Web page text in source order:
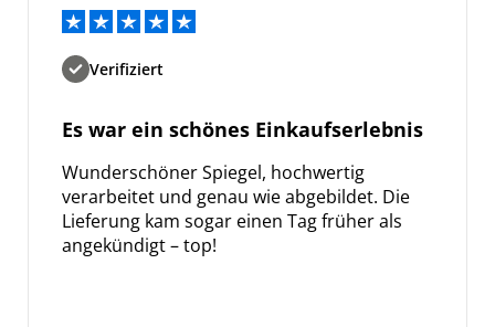
Verifiziert
Es war ein schönes Einkaufserlebnis
Wunderschöner Spiegel, hochwertig
verarbeitet und genau wie abgebildet. Die
Lieferung kam sogar einen Tag früher als
angekündigt – top!